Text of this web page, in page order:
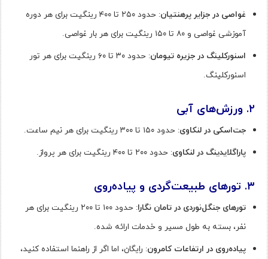
غواصی در جزایر پرهنتیان
: حدود ۲۵۰ تا ۴۰۰ رینگیت برای هر دوره
آموزشی غواصی و ۸۰ تا ۱۵۰ رینگیت برای هر بار غواصی.
اسنورکلینگ در جزیره تیومان
: حدود ۳۰ تا ۶۰ رینگیت برای هر تور
اسنورکلینگ.
۲.ورزش‌های آبی
جت‌اسکی در لنکاوی: حدود ۱۵۰ تا ۳۰۰ رینگیت برای هر نیم ساعت.
پاراگلایدینگ در لنکاوی: حدود ۲۰۰ تا ۴۰۰ رینگیت برای هر پرواز.
۳. تورهای طبیعت‌گردی و پیاده‌روی
تورهای جنگل‌نوردی در تامان نگارا
: حدود ۱۰۰ تا ۲۰۰ رینگیت برای هر
نفر، بسته به طول مسیر و خدمات ارائه شده.
پیاده‌روی در ارتفاعات کامرون: رایگان، اما اگر از راهنما استفاده کنید،